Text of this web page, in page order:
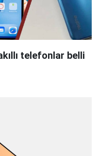
telefonlar belli